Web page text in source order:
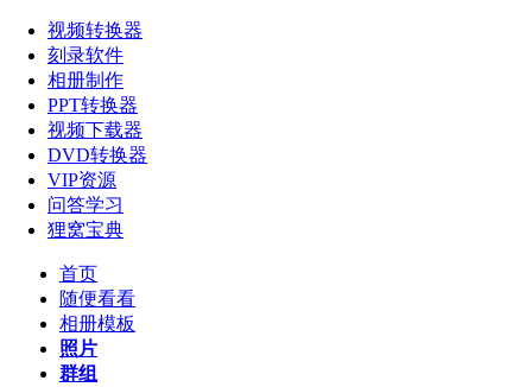
视频转换器
刻录软件
相册制作
PPT转换器
视频下载器
DVD转换器
VIP资源
问答学习
狸窝宝典
首页
随便看看
相册模板
照片
群组